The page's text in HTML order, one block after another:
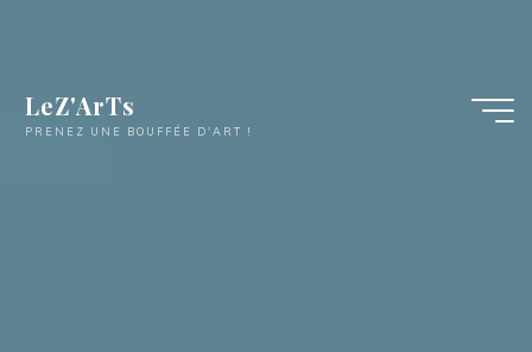
LeZ'ArTs
PRENEZ UNE BOUFFÉE D'ART !